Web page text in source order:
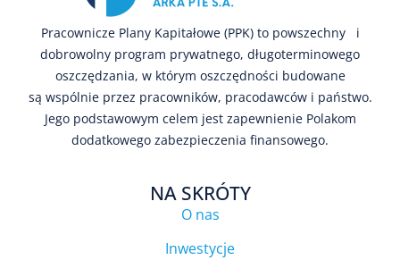
Pracownicze Plany Kapitałowe (PPK) to powszechny i
dobrowolny program prywatnego, długoterminowego
oszczędzania, w którym oszczędności budowane
są wspólnie przez pracowników, pracodawców i państwo.
Jego podstawowym celem jest zapewnienie Polakom
dodatkowego zabezpieczenia finansowego.
NA SKRÓTY
O nas
Inwestycje